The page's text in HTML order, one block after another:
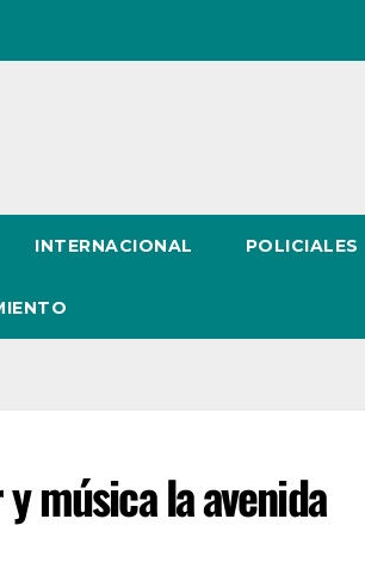
INTERNACIONAL POLICIALES
música la avenida